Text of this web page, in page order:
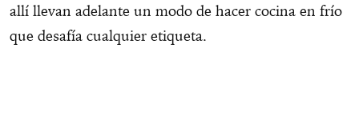
allí llevan adelante un modo de hacer cocina en frío
que desafía cualquier etiqueta.